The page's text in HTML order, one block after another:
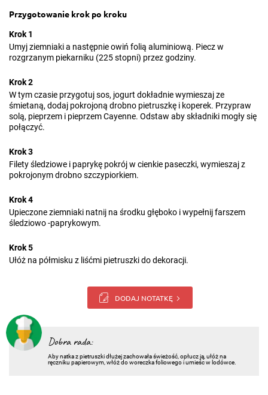
Przygotowanie krok po kroku
Krok 1
Umyj ziemniaki a następnie owiń folią aluminiową. Piecz w
rozgrzanym piekarniku (225 stopni) przez godziny.
Krok 2
W tym czasie przygotuj sos, jogurt dokładnie wymieszaj ze
śmietaną, dodaj pokrojoną drobno pietruszkę i koperek. Przypraw
solą, pieprzem i pieprzem Cayenne. Odstaw aby składniki mogły się
połączyć.
Krok 3
Filety śledziowe i paprykę pokrój w cienkie paseczki, wymieszaj z
pokrojonym drobno szczypiorkiem.
Krok 4
Upieczone ziemniaki natnij na środku głęboko i wypełnij farszem
śledziowo -paprykowym.
Krok 5
Ułóż na półmisku z liśćmi pietruszki do dekoracji.
DODAJ NOTATKĘ
Dobra rada:
Aby natka z pietruszki dłużej zachowała świeżość, opłucz ją, ułóż na
ręczniku papierowym, włóż do woreczka foliowego i umieśc w lodówce.